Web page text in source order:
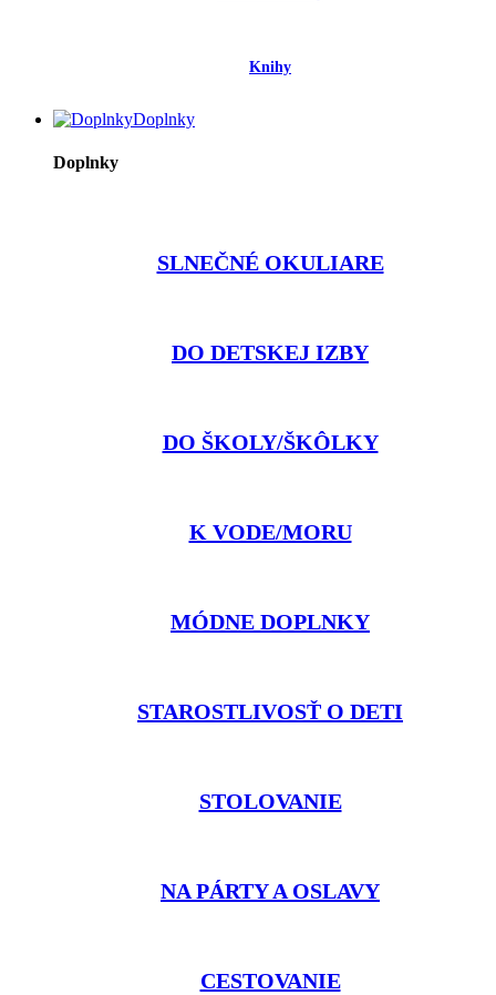
Knihy
Doplnky
Doplnky
SLNEČNÉ OKULIARE
DO DETSKEJ IZBY
DO ŠKOLY/ŠKÔLKY
K VODE/MORU
MÓDNE DOPLNKY
STAROSTLIVOSŤ O DETI
STOLOVANIE
NA PÁRTY A OSLAVY
CESTOVANIE